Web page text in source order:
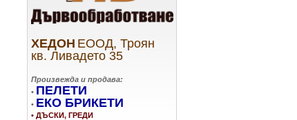
ХЕДОН ЕООД, Троян
кв. Ливадето 35
Произвежда и продава:
• ПЕЛЕТИ
• ЕКО БРИКЕТИ
• ДЪСКИ, ГРЕДИ